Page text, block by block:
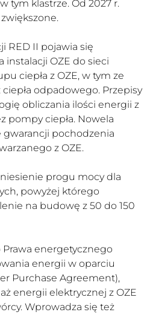
tym klastrze. Od 2027 r.
RED II pojawia się
instalacji OZE do sieci
ciepła z OZE, w tym ze
odpadowego. Przepisy
obliczania ilości energii z
pompy ciepła. Nowela
gwarancji pochodzenia
z OZE.
progu mocy dla
powyżej którego
na budowę z 50 do 150
energetycznego
energii w oparciu
Purchase Agreement),
energii elektrycznej z OZE
Wprowadza się też